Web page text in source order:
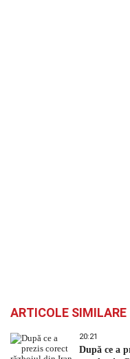
ARTICOLE SIMILARE
20:21
După ce a